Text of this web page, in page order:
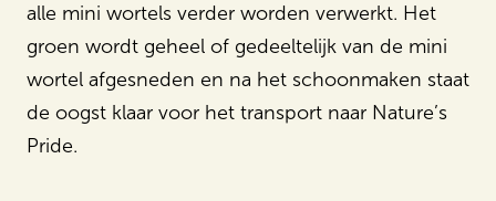
alle mini wortels verder worden verwerkt. Het
groen wordt geheel of gedeeltelijk van de mini
wortel afgesneden en na het schoonmaken staat
de oogst klaar voor het transport naar Nature’s
Pride.